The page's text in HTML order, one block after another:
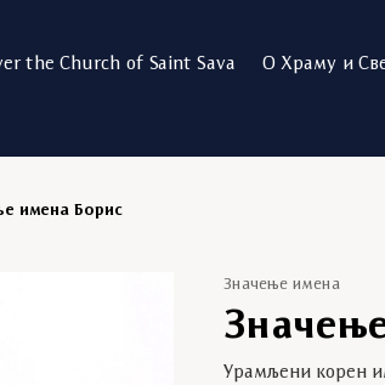
the Church of Saint Sava О Храму и
имена Борис
Значење имена
Урамљени корен